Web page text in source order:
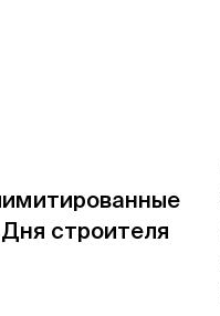
строителя